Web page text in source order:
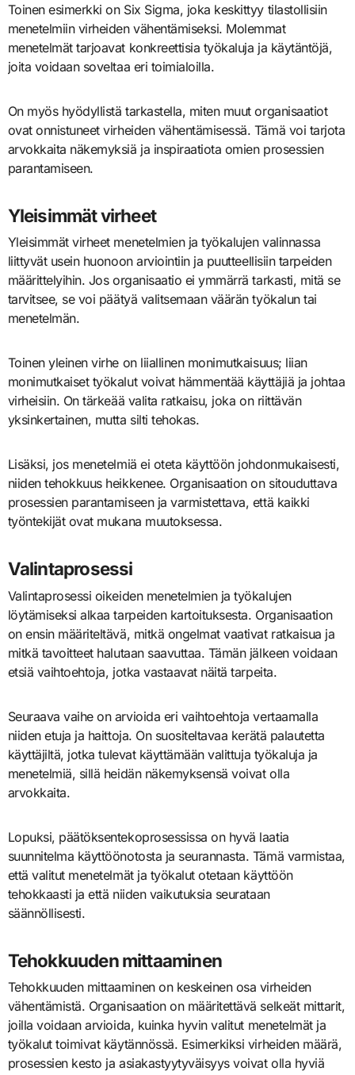
Toinen esimerkki on Six Sigma, joka keskittyy tilastollisiin
menetelmiin virheiden vähentämiseksi. Molemmat
menetelmät tarjoavat konkreettisia työkaluja ja käytäntöjä,
joita voidaan soveltaa eri toimialoilla.
On myös hyödyllistä tarkastella, miten muut organisaatiot
ovat onnistuneet virheiden vähentämisessä. Tämä voi tarjota
arvokkaita näkemyksiä ja inspiraatiota omien prosessien
parantamiseen.
Yleisimmät virheet
Yleisimmät virheet menetelmien ja työkalujen valinnassa
liittyvät usein huonoon arviointiin ja puutteellisiin tarpeiden
määrittelyihin. Jos organisaatio ei ymmärrä tarkasti, mitä se
tarvitsee, se voi päätyä valitsemaan väärän työkalun tai
menetelmän.
Toinen yleinen virhe on liiallinen monimutkaisuus; liian
monimutkaiset työkalut voivat hämmentää käyttäjiä ja johtaa
virheisiin. On tärkeää valita ratkaisu, joka on riittävän
yksinkertainen, mutta silti tehokas.
Lisäksi, jos menetelmiä ei oteta käyttöön johdonmukaisesti,
niiden tehokkuus heikkenee. Organisaation on sitouduttava
prosessien parantamiseen ja varmistettava, että kaikki
työntekijät ovat mukana muutoksessa.
Valintaprosessi
Valintaprosessi oikeiden menetelmien ja työkalujen
löytämiseksi alkaa tarpeiden kartoituksesta. Organisaation
on ensin määriteltävä, mitkä ongelmat vaativat ratkaisua ja
mitkä tavoitteet halutaan saavuttaa. Tämän jälkeen voidaan
etsiä vaihtoehtoja, jotka vastaavat näitä tarpeita.
Seuraava vaihe on arvioida eri vaihtoehtoja vertaamalla
niiden etuja ja haittoja. On suositeltavaa kerätä palautetta
käyttäjiltä, jotka tulevat käyttämään valittuja työkaluja ja
menetelmiä, sillä heidän näkemyksensä voivat olla
arvokkaita.
Lopuksi, päätöksentekoprosessissa on hyvä laatia
suunnitelma käyttöönotosta ja seurannasta. Tämä varmistaa,
että valitut menetelmät ja työkalut otetaan käyttöön
tehokkaasti ja että niiden vaikutuksia seurataan
säännöllisesti.
Tehokkuuden mittaaminen
Tehokkuuden mittaaminen on keskeinen osa virheiden
vähentämistä. Organisaation on määritettävä selkeät mittarit,
joilla voidaan arvioida, kuinka hyvin valitut menetelmät ja
työkalut toimivat käytännössä. Esimerkiksi virheiden määrä,
prosessien kesto ja asiakastyytyväisyys voivat olla hyviä